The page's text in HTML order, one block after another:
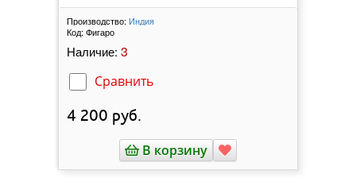
Производство: Индия
Код: Фигаро
Наличие: 3
Сравнить
4 200 руб.
В корзину